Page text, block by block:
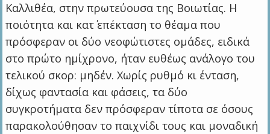
Καλλιθέα, στην πρωτεύουσα της Βοιωτίας. Η
ποιότητα και κατ΄ επέκταση το θέαμα που
πρόσφεραν οι δύο νεοφώτιστες ομάδες, ειδικά
στο πρώτο ημίχρονο, ήταν ευθέως ανάλογο του
τελικού σκορ: μηδέν. Χωρίς ρυθμό κι ένταση,
δίχως φαντασία και φάσεις, τα δύο
συγκροτήματα δεν πρόσφεραν τίποτα σε όσους
παρακολούθησαν το παιχνίδι τους και μοναδική